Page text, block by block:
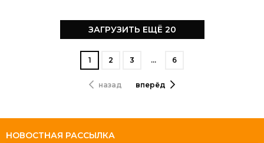
ЗАГРУЗИТЬ ЕЩЁ 20
назад
1 2 3 … 6
вперёд
НОВОСТНАЯ РАССЫЛКА